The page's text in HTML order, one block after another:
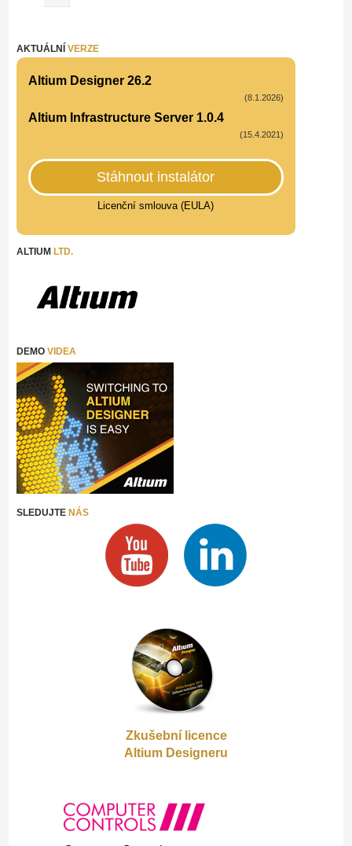
AKTUÁLNÍ VERZE
Altium Designer 26.2
(8.1.2026)
Altium Infrastructure Server 1.0.4
(15.4.2021)
Stáhnout instalátor
Licenční smlouva (EULA)
ALTIUM LTD.
DEMO VIDEA
SLEDUJTE NÁS
Zkušební licence
Altium Designeru